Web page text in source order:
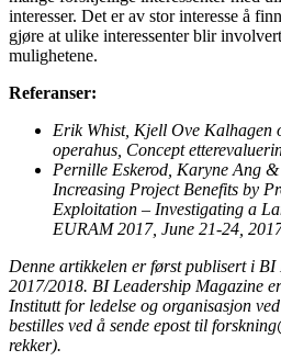
interesser. Det er av stor interesse å
gjøre at ulike interessenter blir
mulighetene.
Referanser:
Erik Whist, Kjell Ove Kalhagen
operahus, Concept
Pernille Eskerod, Karyne Ang
Increasing Project Benefits by
Exploitation – Investigating a
EURAM 2017, June 21-24,
Denne artikkelen er først publisert i BI
2017/2018. BI Leadership Magazine
Institutt for ledelse og organisasjon
bestilles ved å sende epost til
rekker).